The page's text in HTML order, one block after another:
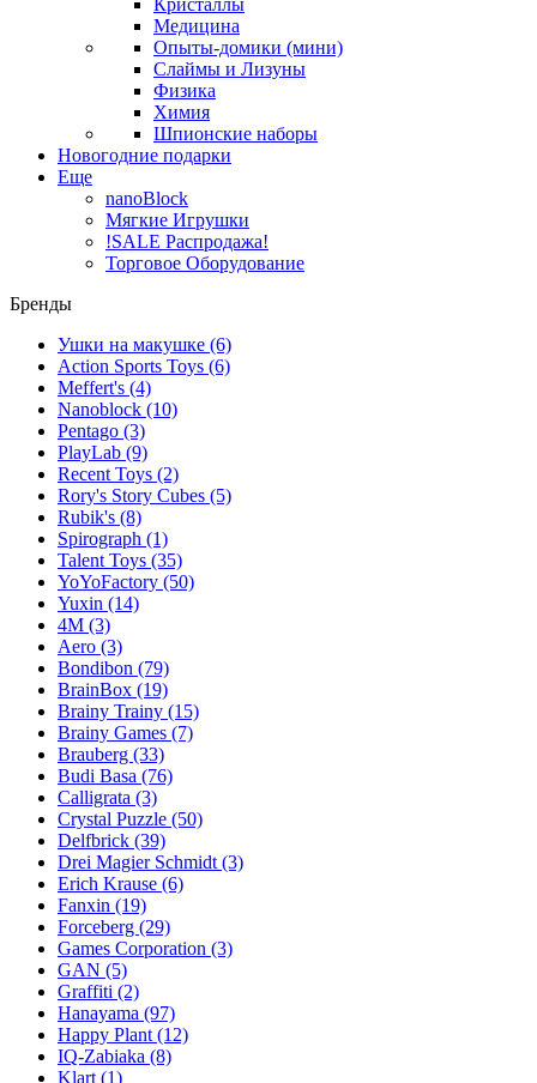
Кристаллы
Медицина
Опыты-домики (мини)
Слаймы и Лизуны
Физика
Химия
Шпионские наборы
Новогодние подарки
Еще
nanoBlock
Мягкие Игрушки
!SALE Распродажа!
Торговое Оборудование
Бренды
Ушки на макушке (6)
Action Sports Toys (6)
Meffert's (4)
Nanoblock (10)
Pentago (3)
PlayLab (9)
Recent Toys (2)
Rory's Story Cubes (5)
Rubik's (8)
Spirograph (1)
Talent Toys (35)
YoYoFactory (50)
Yuxin (14)
4M (3)
Aero (3)
Bondibon (79)
BrainBox (19)
Brainy Trainy (15)
Brainy Games (7)
Brauberg (33)
Budi Basa (76)
Calligrata (3)
Crystal Puzzle (50)
Delfbrick (39)
Drei Magier Schmidt (3)
Erich Krause (6)
Fanxin (19)
Forceberg (29)
Games Corporation (3)
GAN (5)
Graffiti (2)
Hanayama (97)
Happy Plant (12)
IQ-Zabiaka (8)
Klart (1)